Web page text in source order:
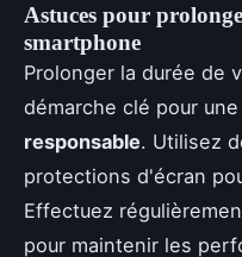
Astuces pour
smartphone
Prolonger la durée de
démarche clé pour une
responsable. Utilisez
protections d'écran
Effectuez
pour maintenir les